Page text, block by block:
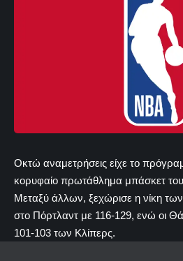
Οκτώ αναμετρήσεις είχε το
κορυφαίο πρωτάθλημα μπάσκετ
Μεταξύ άλλων, ξεχώρισε η νίκη
στο Πόρτλαντ με 116-129, ενώ οι
101-103 των Κλίπερς.